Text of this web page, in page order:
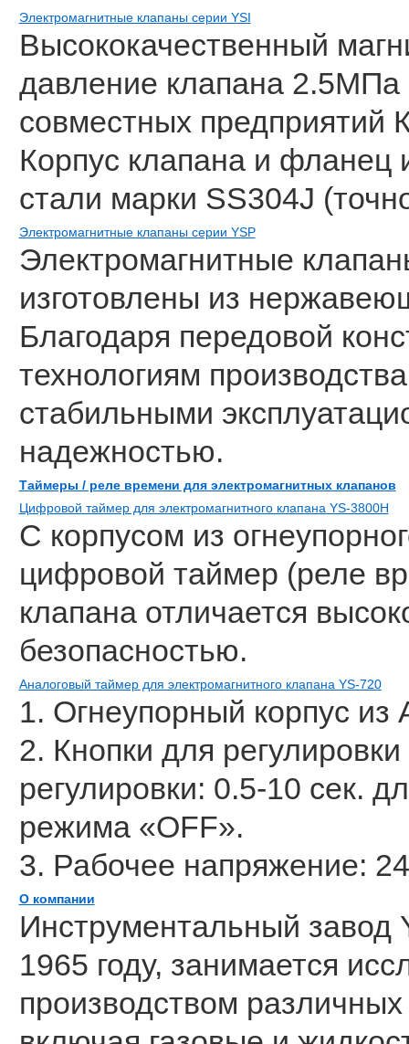
Электромагнитные клапаны серии YSI
Высококачественный
давление клапана 2.5МПа
совместных предприятий
Корпус клапана и
стали марки SS304J
Электромагнитные клапаны серии YSP
Электромагнитные
изготовлены из
Благодаря передовой
технологиям
стабильными
надежностью.
Таймеры / реле времени для электромагнитных клапанов
Цифровой таймер для электромагнитного клапана YS-3800H
С корпусом из
цифровой таймер (реле
клапана отличается
безопасностью.
Аналоговый таймер для электромагнитного клапана YS-720
1. Огнеупорный корпус из
2. Кнопки для
регулировки: 0.5-10 сек.
режима «OFF».
3. Рабочее напряжение:
О компании
Инструментальный завод
1965 году, занимается
производством